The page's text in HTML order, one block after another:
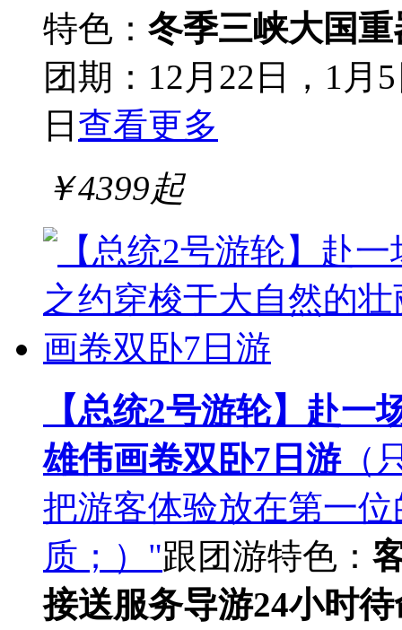
特色： 冬季三峡大国重
团期：12月22日，1月
日 查看更多
￥4399起
【总统2号游轮】赴
雄伟画卷双卧7日游（
把游客体验放在第一
质；）"跟团游特色：
接送服务导游24小时